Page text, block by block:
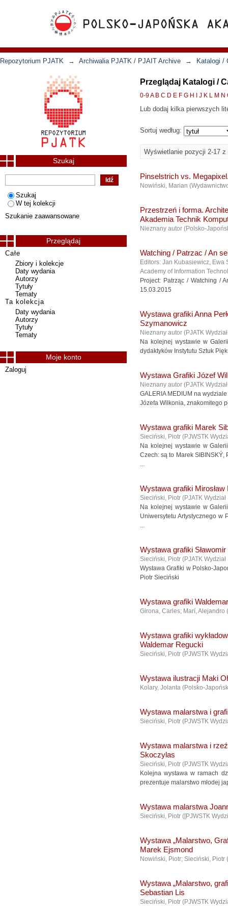
Repozytorium PJATK → Archiwalia PJATK / PJAIT Archive → Katalogi /
Przeglądaj Katalogi /
0-9A B C D E F G H J K L M N
Lub dodaj kilka pierwszych
Sortuj według:
Wyświetlanie pozycji 2-17 z
Pinselstrich vs.
Nowiński, Marian (
Przestrzeń i forma.
Akademia Technik
Nieznany autor (Polsko-
Watching / Patrzac / An
Editors: Jan Kubasiewicz, Ewa
Academy of Information
Project: Patrząc / Watching /
15.03.2015
Wystawa grafiki Anna
Szymanowicz
Nieznany autor (PJATK
Na kolejnej wystawie w
dydaktyków Instytutu Sztuk
Wystawa Grafiki Józef
Nieznany autor (PJATK
GALERIA MEDIUM na
Józefa Wilkonia, znakomitego
Wystawa grafiki Marek
Sieciński, Piotr (PJWSTK
Na kolejnej wystawie w
Czech: są to Marek SIBINSKÝ,
...
Wystawa grafiki Mirosław
Sieciński, Piotr (PJATK
Na kolejnej wystawie w
Uniwersytetu Artystycznego w
...
Wystawa grafiki
Sieciński, Piotr (PJATK
Wystawa Grafiki w Polsko-
Piotr Sieciński
Wystawa grafiki
Girona, Carles; Marí, Alejandro (
Wystawa grafiki
Waldemar Regucki
Sieciński, Piotr (PJWSTK
Wystawa ilustracji Maki
Kolary, Jolanta (Polsko-
Wystawa malarstwa i
Sieciński, Piotr (PJWSTK
Wystawa malarstwa i
Skoczylas
Sieciński, Piotr (PJWSTK
Kolejna wystawa w ramach
prezentuje malarstwo młodej
Wystawa malarstwa
Sieciński, Piotr ([PJWSTK
Wystawa „Malarstwo,
Marek Ejsmond
Nowiński, Piotr; Sieciński, Piotr (
Wystawa „Malarstwo,
Sebastian Lis
Sieciński, Piotr (PJWSTK
Szukaj
Szukaj
W tej kolekcji
Szukanie zaawansowane
Przeglądaj
Całe
Zbiory i kolekcje
Daty wydania
Autorzy
Tytuły
Tematy
Ta kolekcja
Daty wydania
Autorzy
Tytuły
Tematy
Moje konto
Zaloguj